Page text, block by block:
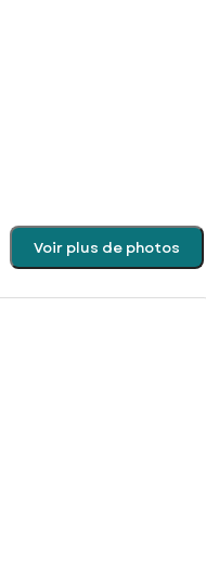
Voir plus de photos